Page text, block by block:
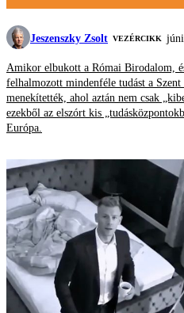
Jeszenszky Zsolt VEZÉRCIKK
Amikor elbukott a Római Birodalom,
felhalmozott mindenféle tudást a
menekítették, ahol aztán nem csak
ezekből az elszórt kis
Európa.